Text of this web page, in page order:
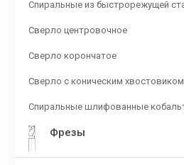
Спиральные из быстрорежущей
Сверло центровочное
Сверло корончатое
Сверло с коническим хвостовиком
Спиральные шлифованные
Фрезы